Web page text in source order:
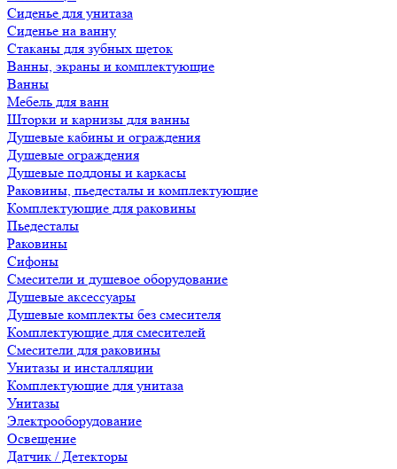
Сиденье для унитаза
Сиденье на ванну
Стаканы для зубных щеток
Ванны, экраны и комплектующие
Ванны
Мебель для ванн
Шторки и карнизы для ванны
Душевые кабины и ограждения
Душевые ограждения
Душевые поддоны и каркасы
Раковины, пьедесталы и комплектующие
Комплектующие для раковины
Пьедесталы
Раковины
Сифоны
Смесители и душевое оборудование
Душевые аксессуары
Душевые комплекты без смесителя
Комплектующие для смесителей
Смесители для раковины
Унитазы и инсталляции
Комплектующие для унитаза
Унитазы
Электрооборудование
Освещение
Датчик / Детекторы